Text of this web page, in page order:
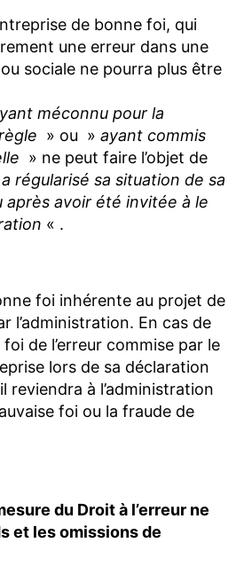
de bonne foi, qui
une erreur dans une
sociale ne pourra plus être
méconnu pour la
» ou » ayant commis
» ne peut faire l’objet de
régularisé sa situation de sa
avoir été invitée à le
« .
foi inhérente au projet de
l’administration. En cas de
de l’erreur commise par le
lors de sa déclaration
reviendra à l’administration
foi ou la fraude de
du Droit à l’erreur ne
et les omissions de